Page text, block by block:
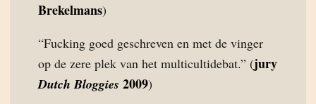
Brekelmans)
“Fucking goed geschreven en met de vinger
op de zere plek van het multicultidebat.” (jury
Dutch Bloggies 2009)